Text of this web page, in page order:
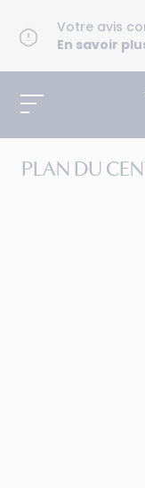
Votre avis
En savoir
PLAN DU